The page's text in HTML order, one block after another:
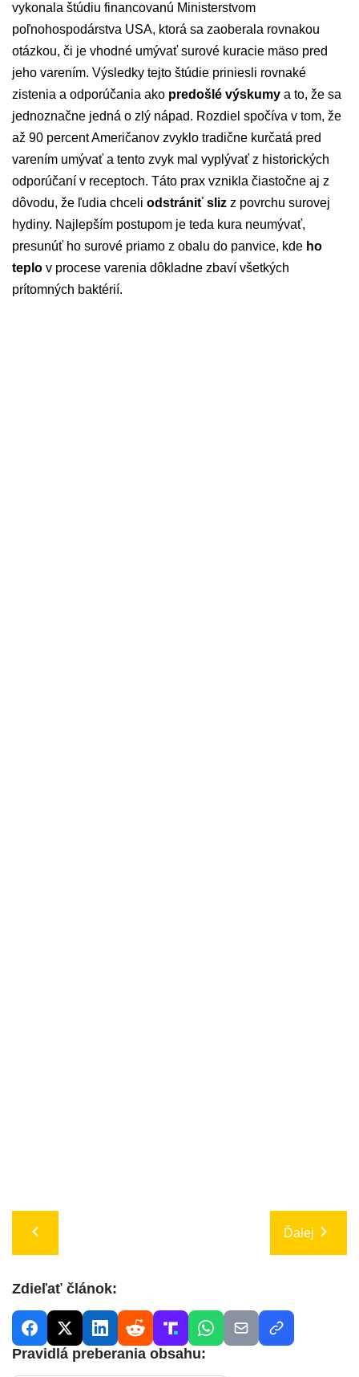
vykonala štúdiu financovanú Ministerstvom
poľnohospodárstva USA, ktorá sa zaoberala rovnakou
otázkou, či je vhodné umývať surové kuracie mäso pred
jeho varením. Výsledky tejto štúdie priniesli rovnaké
zistenia a odporúčania ako predošlé výskumy a to, že sa
jednoznačne jedná o zlý nápad. Rozdiel spočíva v tom, že
až 90 percent Američanov zvyklo tradične kurčatá pred
varením umývať a tento zvyk mal vyplývať z historických
odporúčaní v receptoch. Táto prax vznikla čiastočne aj z
dôvodu, že ľudia chceli odstrániť sliz z povrchu surovej
hydiny. Najlepším postupom je teda kura neumývať,
presunúť ho surové priamo z obalu do panvice, kde ho
teplo v procese varenia dôkladne zbaví všetkých
prítomných baktérií.
Ďalej
Zdieľať článok:
Pravidlá preberania obsahu: